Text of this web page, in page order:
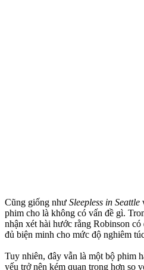
Cũng giống như Sleepless in Seattle
phim cho là không có vấn đề gì.
nhận xét hài hước rằng Robinson
đủ biện minh cho mức độ nghiêm
Tuy nhiên, đây vẫn là một bộ phim
yếu trở nên kém quan trọng hơn so